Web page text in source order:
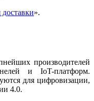
».
производителей
и IoT-платформ.
для цифровизации,
4.0.